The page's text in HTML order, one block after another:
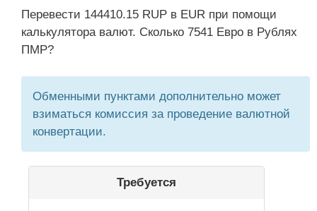
Перевести 144410.15 RUP в EUR при помощи
калькулятора валют. Сколько 7541 Евро в Рублях
ПМР?
Обменными пунктами дополнительно может
взиматься комиссия за проведение валютной
конвертации.
Требуется